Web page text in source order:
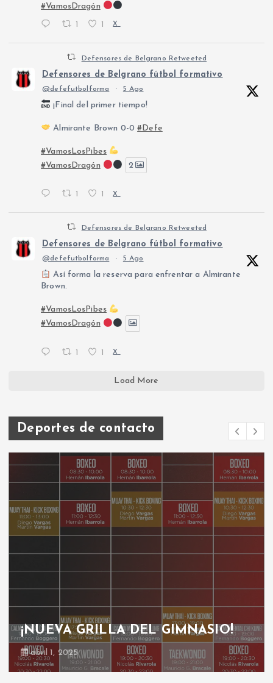
#VamosDragón
1 1 X
Defensores de Belgrano Retweeted
Defensores de Belgrano fútbol formativo
@defefutbolforma · 5 Ago
¡Final del primer tiempo!
Almirante Brown 0-0#Defe
#VamosLosPibes
#VamosDragón
2
X
Defensores de Belgrano Retweeted
Defensores de Belgrano fútbol formativo
@defefutbolforma · 5 Ago
Así forma la reserva para enfrentar a Almirante
Brown.
#VamosLosPibes
#VamosDragón
1 1 X
Load More
Deportes de contacto
¡NUEVA GRILLA DEL GIMNASIO!
abril 1, 2025